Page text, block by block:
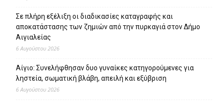
Σε πλήρη εξέλιξη οι διαδικασίες καταγραφής και
αποκατάστασης των ζημιών από την πυρκαγιά στον Δήμο
Αιγιαλείας
6 Αυγούστου 2026
Αίγιο: Συνελήφθησαν δυο γυναίκες κατηγορούμενες για
ληστεία, σωματική βλάβη, απειλή και εξύβριση
6 Αυγούστου 2026